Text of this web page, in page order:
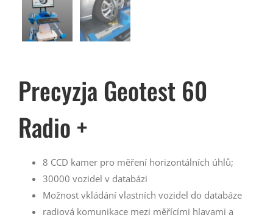
Precyzja Geotest 60
Radio +
8 CCD kamer pro měření horizontálních úhlů;
30000 vozidel v databázi
Možnost vkládání vlastních vozidel do databáze
radiová komunikace mezi měřícími hlavami a